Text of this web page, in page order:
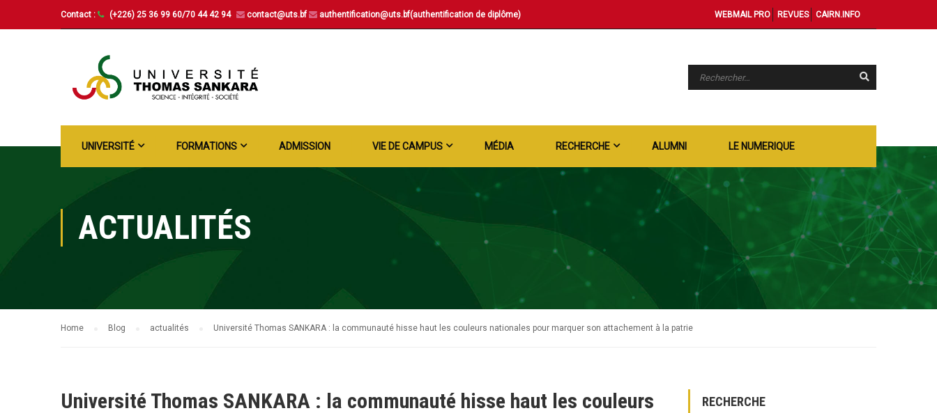
Contact : (+226) 25 36 99 60/70 44 42 94 contact@uts.bf authentification@uts.bf(authentification de diplôme) WEBMAIL PRO REVUES CAIRN.INFO
UNIVERSITÉ FORMATIONS ADMISSION VIE DE CAMPUS MÉDIA RECHERCHE ALUMNI LE NUMERIQUE
ACTUALITÉS
Home Blog actualités Université Thomas SANKARA : la communauté hisse haut les couleurs nationales pour marquer son attachement à la patrie
Université Thomas SANKARA : la communauté hisse haut les couleurs
RECHERCHE